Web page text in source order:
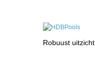
Robuust uitzicht